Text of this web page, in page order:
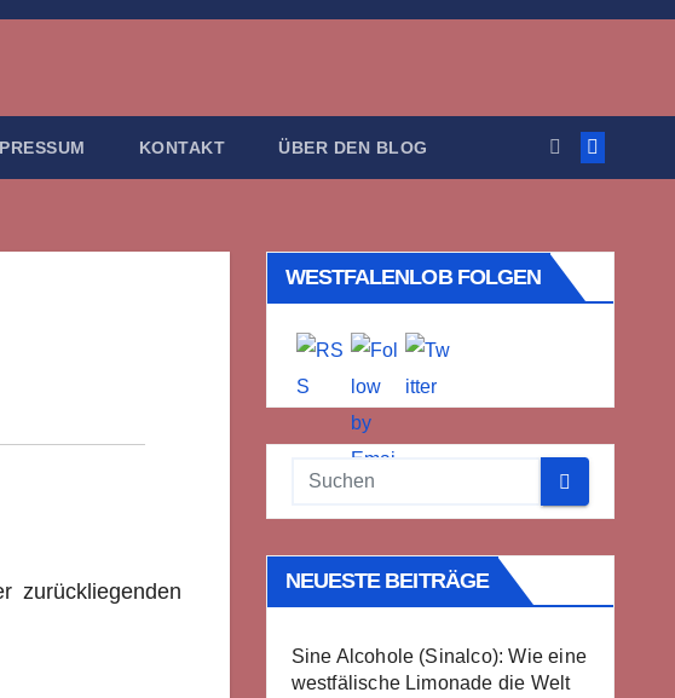
KONTAKT ÜBER DEN BLOG
zurückliegenden
WESTFALENLOB FOLGEN
NEUESTE BEITRÄGE
Sine Alcohole (Sinalco): Wie eine
westfälische Limonade die Welt